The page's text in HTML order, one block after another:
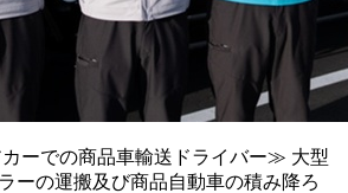
ーでの商品車輸送ドライバー≫ 大型
ーの運搬及び商品自動車の積み降ろ